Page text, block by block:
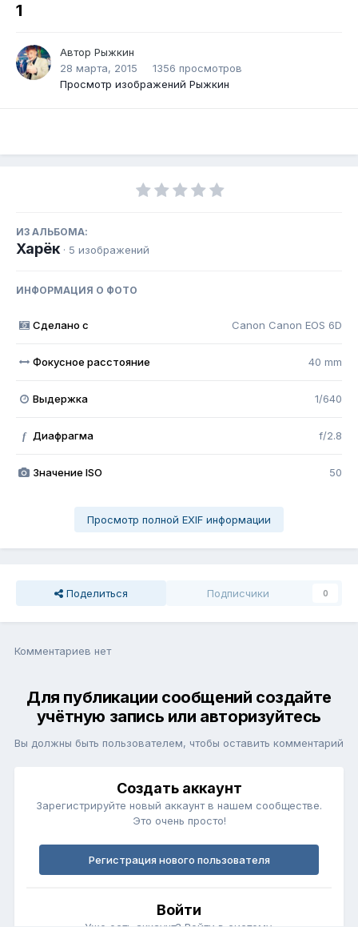
1
Автор Рыжкин
28 марта, 2015
1356 просмотров
Просмотр изображений Рыжкин
ИЗ АЛЬБОМА:
Харёк · 5 изображений
ИНФОРМАЦИЯ О ФОТО
Сделано с Canon Canon EOS 6D
Фокусное расстояние 40 mm
Выдержка 1/640
f Диафрагма f/2.8
Значение ISO 50
Просмотр полной EXIF информации
Поделиться Подписчики 0
Комментариев нет
Для публикации сообщений создайте
учётную запись или авторизуйтесь
Вы должны быть пользователем, чтобы оставить комментарий
Создать аккаунт
Зарегистрируйте новый аккаунт в нашем сообществе.
Это очень просто!
Регистрация нового пользователя
Войти